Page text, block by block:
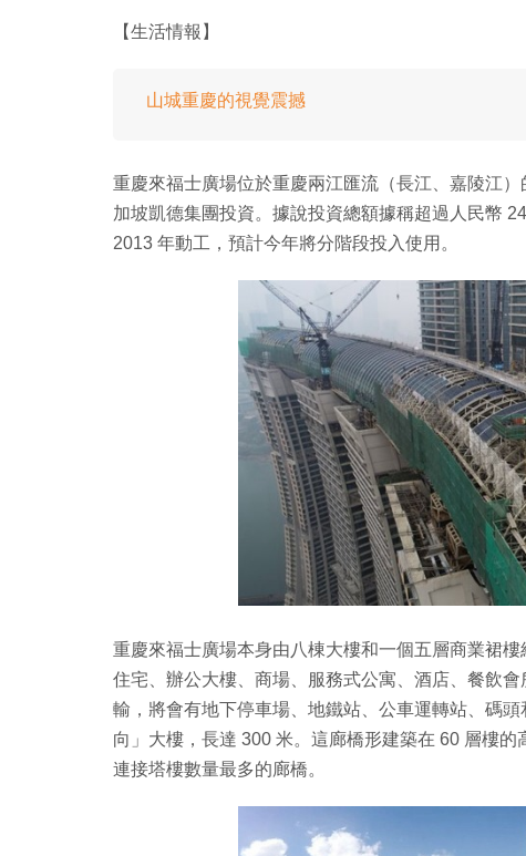
【生活情報】
山城重慶的視覺震撼
重慶來福士廣場位於重慶兩江匯流（長江、嘉陵江
加坡凱德集團投資。據說投資總額據稱超過人民幣
2013 年動工，預計今年將分階段投入使用。
重慶來福士廣場本身由八棟大樓和一個五層商業裙
住宅、辦公大樓、商場、服務式公寓、酒店、餐飲
輸，將會有地下停車場、地鐵站、公車運轉站、碼
向」大樓，長達 300 米。這廊橋形建築在 60 層樓
連接塔樓數量最多的廊橋。